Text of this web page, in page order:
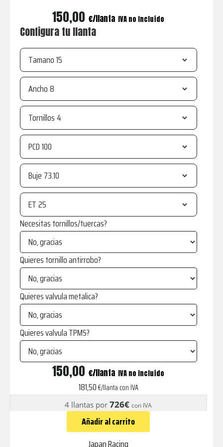
150,00 € IVA no incluído
Configura tu llanta
Tamano
Ancho
Tornillos
PCD
Buje
ET
Necesitas tornillos/tuercas?
Quieres tornillo antirrobo?
Quieres valvula metalica?
Quieres valvula TPMS?
Gun
Metal
150,00 € IVA no incluído
181,50€/llanta con IVA
4 llantas por726€ con IVA
Añadir al carrito
Japan Racing